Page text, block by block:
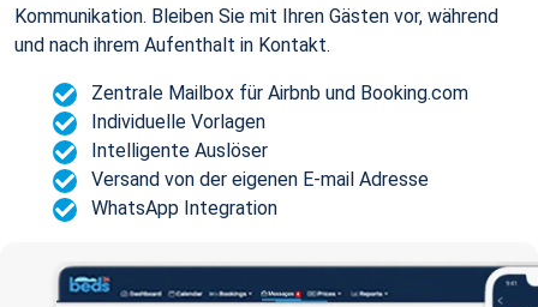
Kommunikation. Bleiben Sie mit Ihren Gästen vor, während
und nach ihrem Aufenthalt in Kontakt.
Zentrale Mailbox für Airbnb und Booking.com
Individuelle Vorlagen
Intelligente Auslöser
Versand von der eigenen E-mail Adresse
WhatsApp Integration